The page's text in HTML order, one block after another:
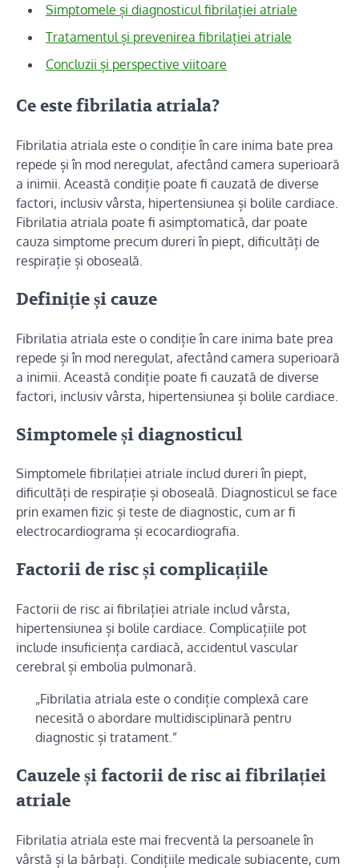
Simptomele și diagnosticul fibrilației atriale
Tratamentul și prevenirea fibrilației atriale
Concluzii și perspective viitoare
Ce este fibrilatia atriala?
Fibrilatia atriala este o condiție în care inima bate prea
repede și în mod neregulat, afectând camera superioară
a inimii. Această condiție poate fi cauzată de diverse
factori, inclusiv vârsta, hipertensiunea și bolile cardiace.
Fibrilatia atriala poate fi asimptomatică, dar poate
cauza simptome precum dureri în piept, dificultăți de
respirație și oboseală.
Definiție și cauze
Fibrilatia atriala este o condiție în care inima bate prea
repede și în mod neregulat, afectând camera superioară
a inimii. Această condiție poate fi cauzată de diverse
factori, inclusiv vârsta, hipertensiunea și bolile cardiace.
Simptomele și diagnosticul
Simptomele fibrilației atriale includ dureri în piept,
dificultăți de respirație și oboseală. Diagnosticul se face
prin examen fizic și teste de diagnostic, cum ar fi
electrocardiograma și ecocardiografia.
Factorii de risc și complicațiile
Factorii de risc ai fibrilației atriale includ vârsta,
hipertensiunea și bolile cardiace. Complicațiile pot
include insuficiența cardiacă, accidentul vascular
cerebral și embolia pulmonară.
„Fibrilatia atriala este o condiție complexă care
necesită o abordare multidisciplinară pentru
diagnostic și tratament.”
Cauzele și factorii de risc ai fibrilației
atriale
Fibrilatia atriala este mai frecventă la persoanele în
vârstă și la bărbați. Condițiile medicale subiacente, cum